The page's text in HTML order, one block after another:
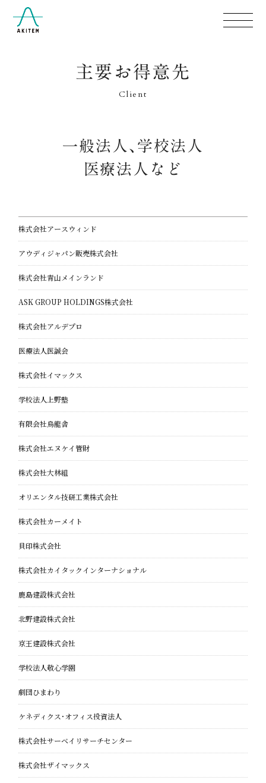
主要お得意先
Client
一般法人、 学校法人
医療法人など
株式会社アースウィンド
アウディジャパン販売株式会社
株式会社青山メインランド
ASK GROUP HOLDINGS株式会社
株式会社アルデプロ
医療法人医誠会
株式会社イマックス
学校法人上野塾
有限会社烏龍舎
株式会社エヌケイ管財
株式会社大林組
オリエンタル技研工業株式会社
株式会社カーメイト
貝印株式会社
株式会社カイタックインターナショナル
鹿島建設株式会社
北野建設株式会社
京王建設株式会社
学校法人敬心学園
劇団ひまわり
ケネディクス・オフィス投資法人
株式会社サーベイリサーチセンター
株式会社ザイマックス